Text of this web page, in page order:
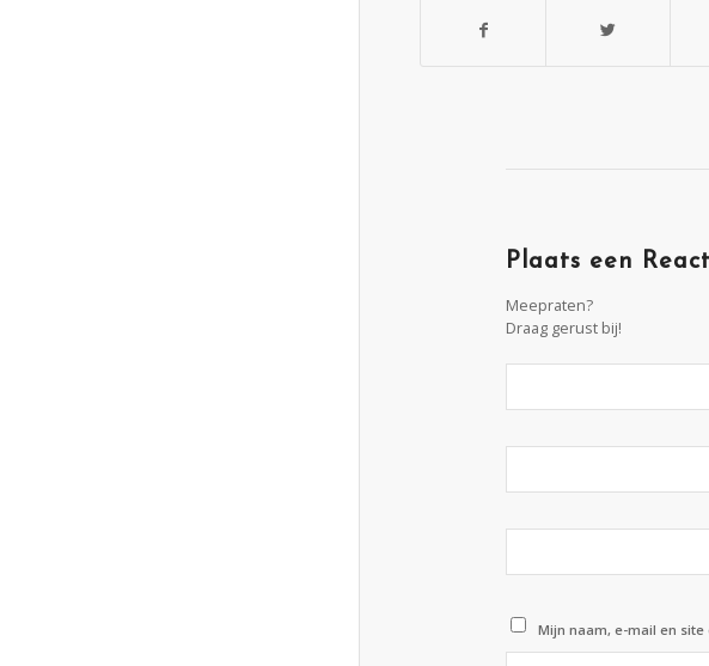
Plaats een
Meepraten?
Draag gerust bij!
Mijn naam, e-mail en